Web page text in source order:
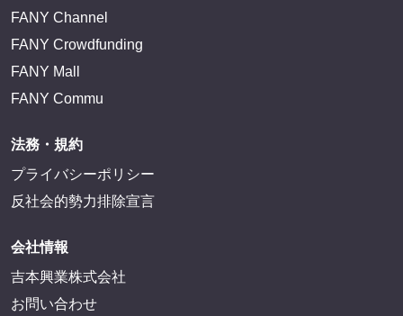
FANY Channel
FANY Crowdfunding
FANY Mall
FANY Commu
法務・規約
プライバシーポリシー
反社会的勢力排除宣言
会社情報
吉本興業株式会社
お問い合わせ